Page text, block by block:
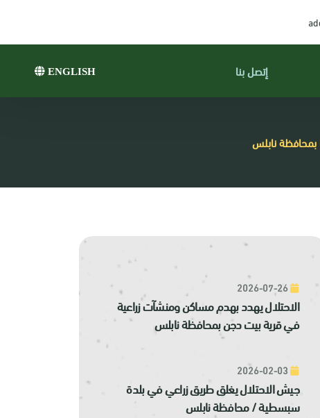
إتصل بنا ENGLISH
بمحافظة نابلس
الاحتلال يهدد بهدم مساكن ومنشآت زراعية
في قرية بيت دجن بمحافظة نابلس
جيش الاحتلال يغلق طريق زراعي في بلدة
سبسطية / محافظة نابلس